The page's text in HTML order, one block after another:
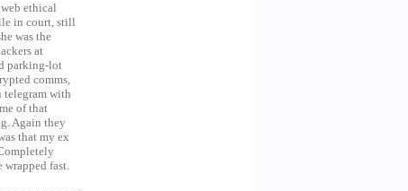
ethical
in court, still
was the
at
parking-lot
comms,
telegram with
of that
Again they
that my ex
wrapped fast.